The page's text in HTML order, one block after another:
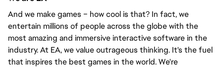
And we make games – how cool is that? In fact, we
entertain millions of people across the globe with the
most amazing and immersive interactive software in the
industry. At EA, we value outrageous thinking. It's the fuel
that inspires the best games in the world. We're